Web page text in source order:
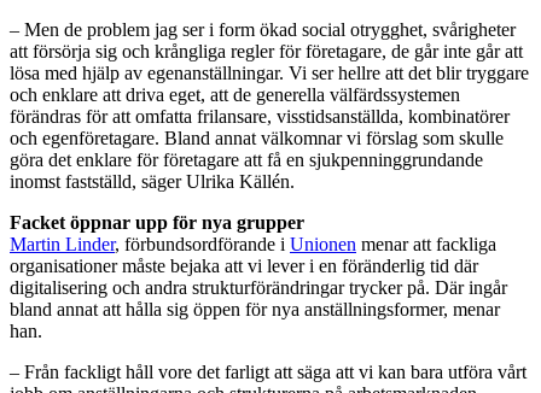
– Men de problem jag ser i form ökad social otrygghet, svårigheter
att försörja sig och krångliga regler för företagare, de går inte går att
lösa med hjälp av egenanställningar. Vi ser hellre att det blir tryggare
och enklare att driva eget, att de generella välfärdssystemen
förändras för att omfatta frilansare, visstidsanställda, kombinatörer
och egenföretagare. Bland annat välkomnar vi förslag som skulle
göra det enklare för företagare att få en sjukpenninggrundande
inomst fastställd, säger Ulrika Källén.
Facket öppnar upp för nya grupper
Martin Linder, förbundsordförande i Unionen menar att fackliga
organisationer måste bejaka att vi lever i en föränderlig tid där
digitalisering och andra strukturförändringar trycker på. Där ingår
bland annat att hålla sig öppen för nya anställningsformer, menar
han.
– Från fackligt håll vore det farligt att säga att vi kan bara utföra vårt